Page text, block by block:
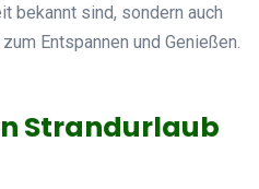
bekannt sind, sondern auch
Entspannen und Genießen.
Strandurlaub